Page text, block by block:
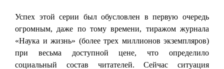
Успех этой серии был обусловлен в первую очередь
огромным, даже по тому времени, тиражом журнала
«Наука и жизнь» (более трех миллионов экземпляров)
при весьма доступной цене, что определило
социальный состав читателей. Сейчас ситуация